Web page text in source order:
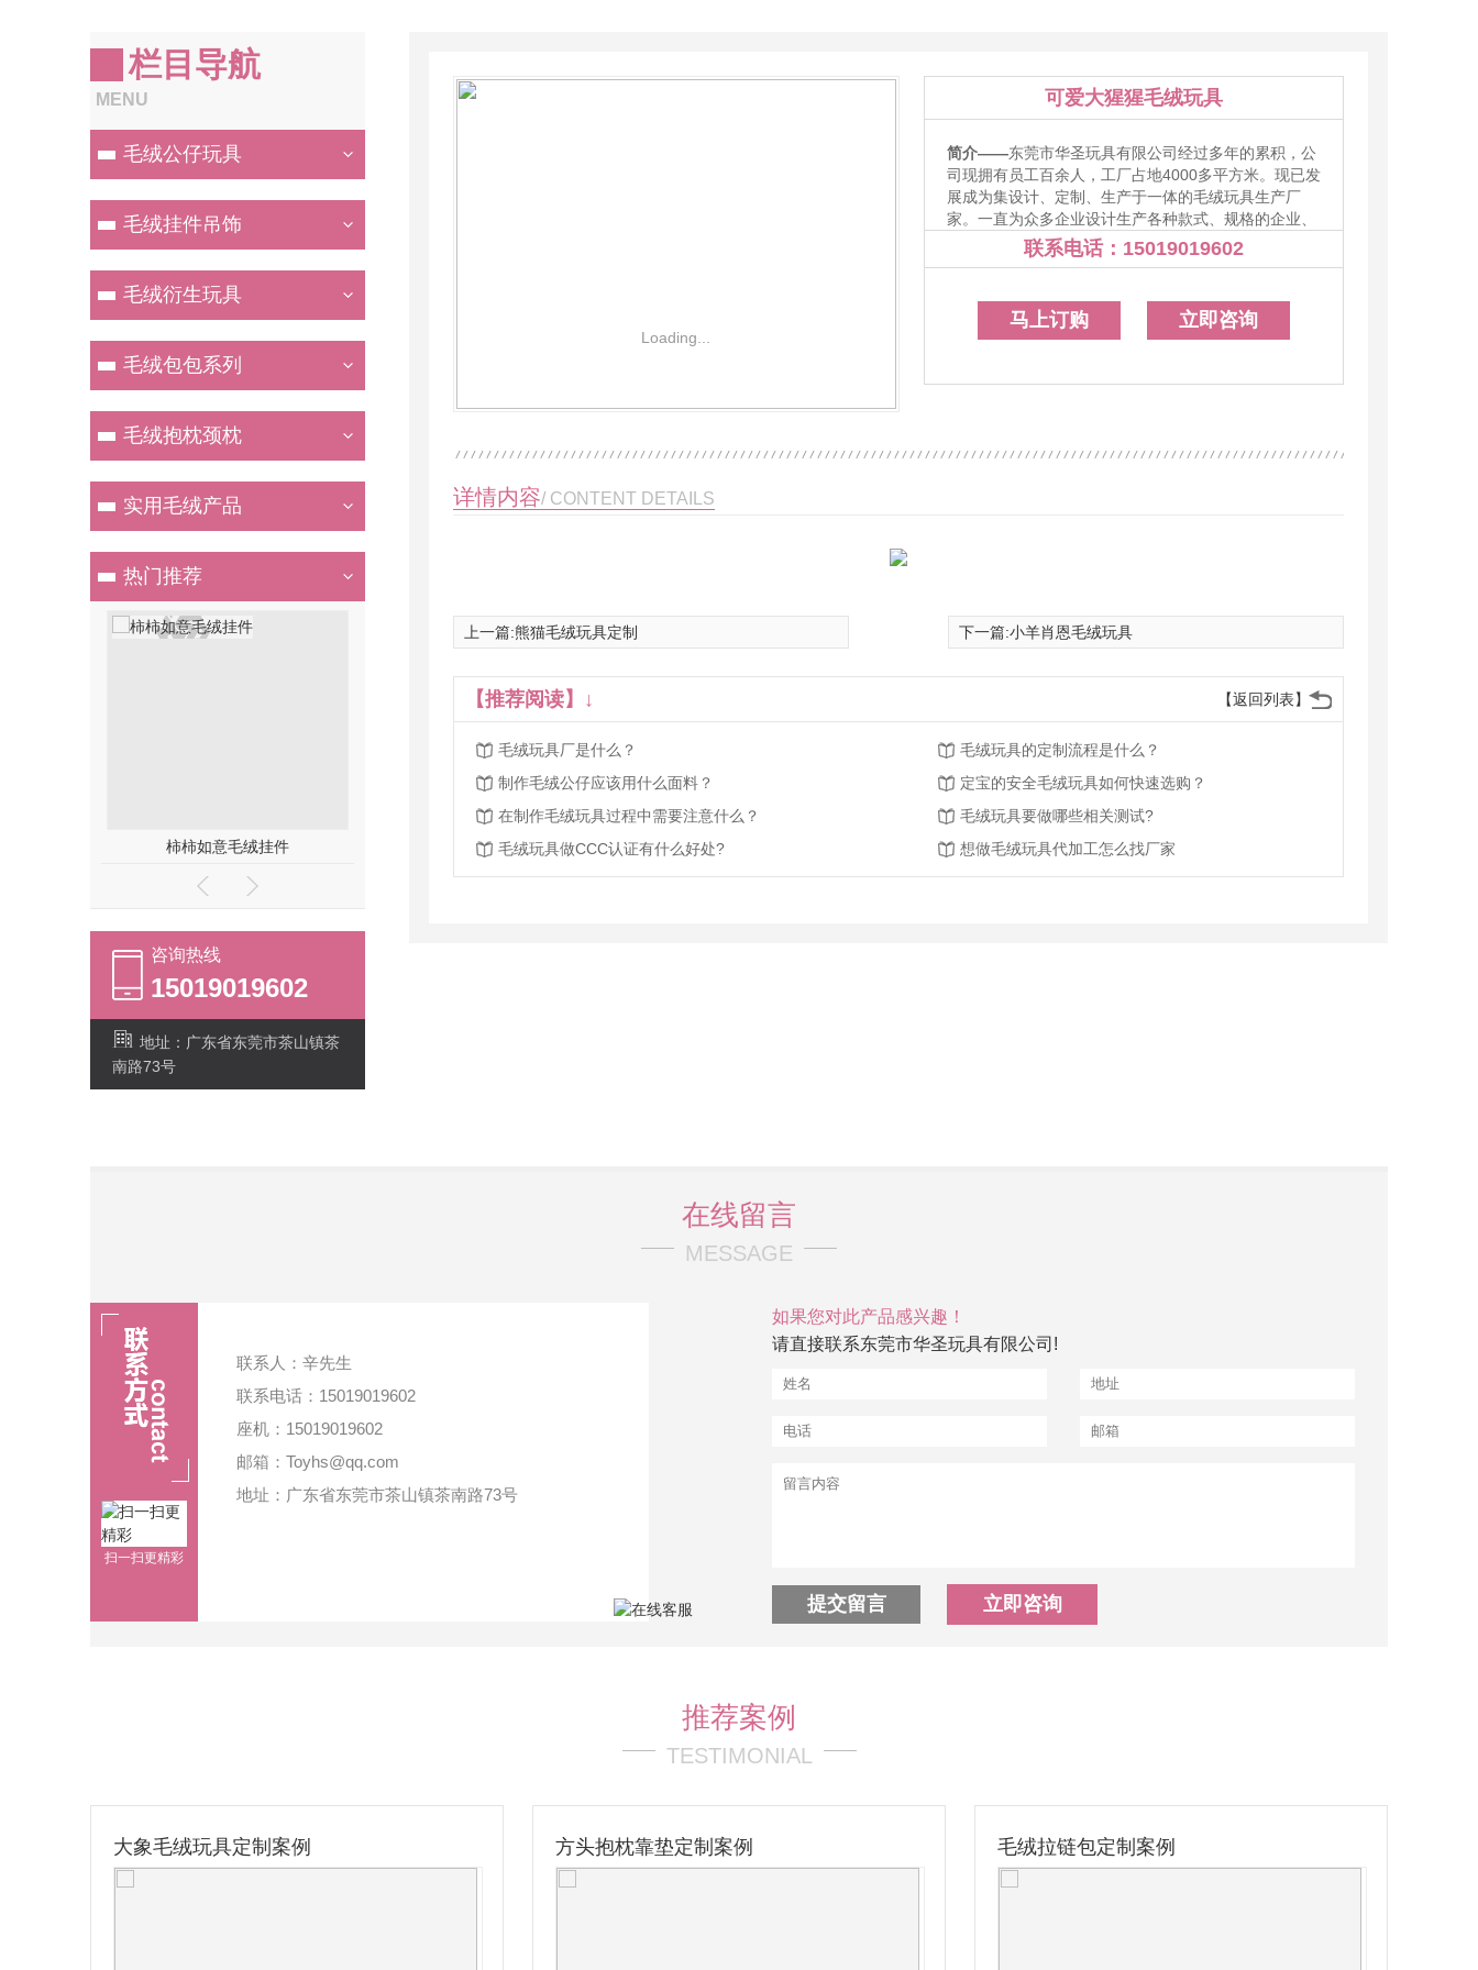
栏目导航
MENU
毛绒公仔玩具
毛绒挂件吊饰
毛绒衍生玩具
毛绒包包系列
毛绒抱枕颈枕
实用毛绒产品
热门推荐
AI智能毛绒玩具吉祥物 外贸毛绒羊公仔玩具 智能AI机蕊毛绒玩具羊驼
咨询热线
15019019602
地址：广东省东莞市茶山镇茶
南路73号
Loading...
可爱大猩猩毛绒玩具
简介——东莞市华圣玩具有限公司经过多年的累积，公
司现拥有员工百余人，工厂占地4000多平方米。现已发
展成为集设计、定制、生产于一体的毛绒玩具生产厂
家。一直为众多企业设计生产各种款式、规格的企业、
赛事吉祥物、公仔、生肖动物玩具、布艺玩具、儿童背
包、影视游戏周边玩偶、抱枕靠垫等十多个系列的产
制、品牌开发、外贸代工生产等业务方式的合作，目前
已为多家国内外知名企业提供礼品定制服务、代工生产
联系电话： 15019019602
15019019602
马上订购 立即咨询
详情内容/ CONTENT DETAILS
上一篇:熊猫毛绒玩具定制 下一篇:小羊肖恩毛绒玩具
【返回列表】
【推荐阅读】↓
毛绒玩具厂是什么？
毛绒玩具的定制流程是什么？
制作毛绒公仔应该用什么面料？
定宝的安全毛绒玩具如何快速选购？
在制作毛绒玩具过程中需要注意什么？
毛绒玩具要做哪些相关测试?
毛绒玩具做CCC认证有什么好处?
想做毛绒玩具代加工怎么找厂家
在线留言
MESSAGE
扫一扫更精彩
联系人：辛先生
联系电话：15019019602
座机：15019019602
邮箱：Toyhs@qq.com
地址：广东省东莞市茶山镇茶南路73号
如果您对此产品感兴趣！
请直接联系东莞市华圣玩具有限公司!
提交留言 立即咨询
推荐案例
TESTIMONIAL
方头抱枕靠垫定制案例 毛绒拉链包定制案例 吉祥物公仔定制案例